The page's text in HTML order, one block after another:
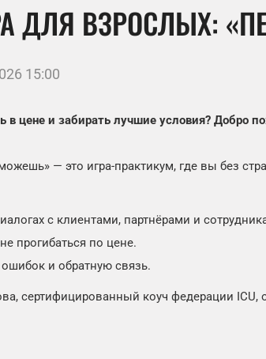
ДЛЯ ВЗРОСЛЫХ:
15:00
в цене и забирать лучшие условия? Добро
— это игра-практикум, где вы без
с клиентами, партнёрами и
прогибаться по цене.
и обратную связь.
сертифицированный коуч федерации